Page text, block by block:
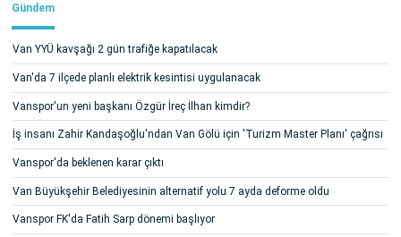
Gündem
Van YYÜ kavşağı 2 gün trafiğe kapatılacak
Van'da 7 ilçede planlı elektrik kesintisi uygulanacak
Vanspor'un yeni başkanı Özgür İreç İlhan kimdir?
İş insanı Zahir Kandaşoğlu'ndan Van Gölü için 'Turizm Master Planı' çağrısı
Vanspor'da beklenen karar çıktı
Van Büyükşehir Belediyesinin alternatif yolu 7 ayda deforme oldu
Vanspor FK'da Fatih Sarp dönemi başlıyor